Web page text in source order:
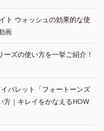
ト ウォッシュの効果的な使
画
ーズの使い方を一挙ご紹介！
パレット「フォートーンズ
方｜キレイをかなえるHOW